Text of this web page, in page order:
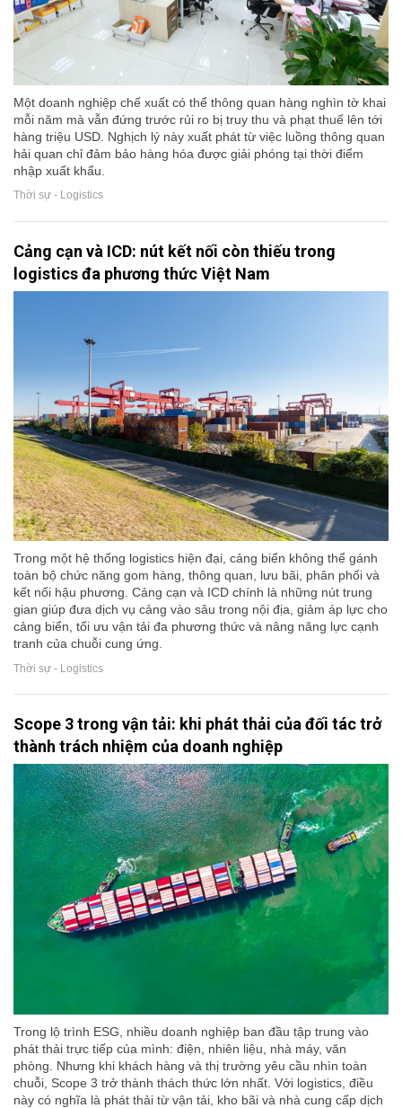
Một doanh nghiệp chế xuất có thể thông quan hàng nghìn tờ khai
mỗi năm mà vẫn đứng trước rủi ro bị truy thu và phạt thuế lên tới
hàng triệu USD. Nghịch lý này xuất phát từ việc luồng thông quan
hải quan chỉ đảm bảo hàng hóa được giải phóng tại thời điểm
nhập xuất khẩu.
Thời sự - Logistics
Cảng cạn và ICD: nút kết nối còn thiếu trong
logistics đa phương thức Việt Nam
Trong một hệ thống logistics hiện đại, cảng biển không thể gánh
toàn bộ chức năng gom hàng, thông quan, lưu bãi, phân phối và
kết nối hậu phương. Cảng cạn và ICD chính là những nút trung
gian giúp đưa dịch vụ cảng vào sâu trong nội địa, giảm áp lực cho
cảng biển, tối ưu vận tải đa phương thức và nâng năng lực cạnh
tranh của chuỗi cung ứng.
Thời sự - Logistics
Scope 3 trong vận tải: khi phát thải của đối tác trở
thành trách nhiệm của doanh nghiệp
Trong lộ trình ESG, nhiều doanh nghiệp ban đầu tập trung vào
phát thải trực tiếp của mình: điện, nhiên liệu, nhà máy, văn
phòng. Nhưng khi khách hàng và thị trường yêu cầu nhìn toàn
chuỗi, Scope 3 trở thành thách thức lớn nhất. Với logistics, điều
này có nghĩa là phát thải từ vận tải, kho bãi và nhà cung cấp dịch